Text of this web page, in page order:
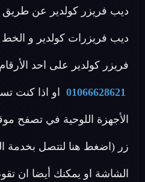
ديب فريزر كولدير عن طريق
ديب فريزرات كولدير و
فريزر كولدير على احد الأرقام
01066628621 او اذا كنت
الأجهزة اللوحية في تصفح
زر (اضغط هنا لتتصل بخدمة
الشاشة او يمكنك أيضا ان